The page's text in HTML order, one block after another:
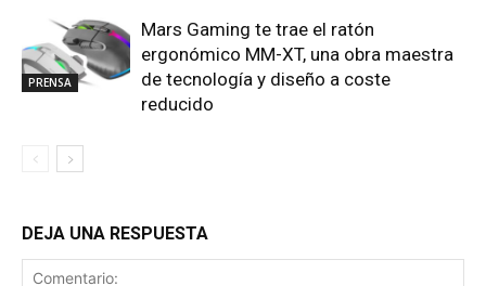
PRENSA
Mars Gaming te trae el ratón
ergonómico MM-XT, una obra maestra
de tecnología y diseño a coste
reducido
DEJA UNA RESPUESTA